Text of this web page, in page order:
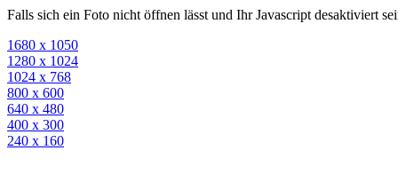
Falls sich ein Foto nicht öffnen lässt und Ihr Javascript desaktiviert
1680 x 1050
1280 x 1024
1024 x 768
800 x 600
640 x 480
400 x 300
240 x 160